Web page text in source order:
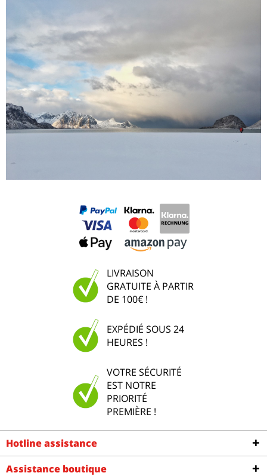
LIVRAISON
GRATUITE À PARTIR
DE 100€ !
EXPÉDIÉ SOUS 24
HEURES !
VOTRE SÉCURITÉ
EST NOTRE
PRIORITÉ
PREMIÈRE !
Hotline assistance
Assistance boutique